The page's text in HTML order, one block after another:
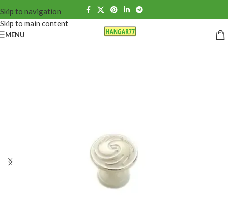
Skip to navigation
Skip to main content
MENU